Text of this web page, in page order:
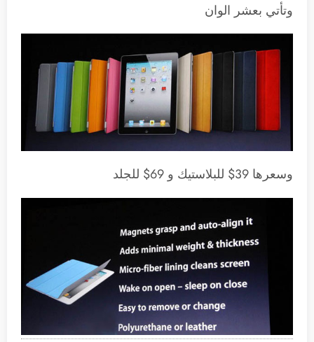
وتأتي بعشر الوان
وسعرها 39$ للبلاستيك و 69$ للجلد